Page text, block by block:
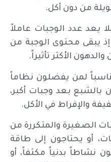
من دون أكل.
يعد عدد الوجبات عاملاً
يبقى محتوى الوجبة من
الأكثر تأثيراً.
3 وجبات مناسباً لمن يفضلون نظاماً
بعد وجبات أكبر،
والإفراط في الأكل.
الصغيرة والمتكررة من
أو يحتاجون إلى طاقة
نشاطاً بدنياً مكثفاً، أو